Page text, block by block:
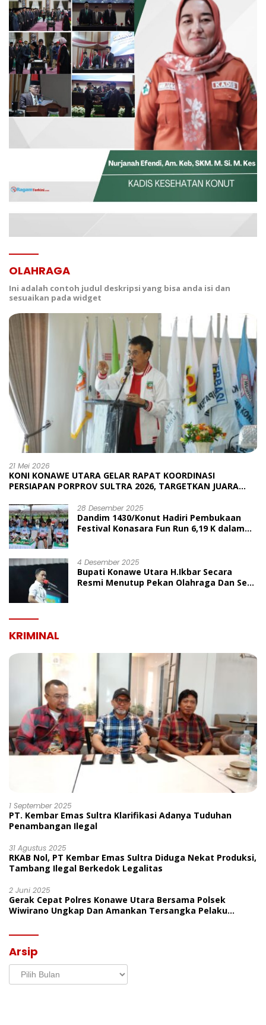
OLAHRAGA
Ini adalah contoh judul deskripsi yang bisa anda isi dan
sesuaikan pada widget
21 Mei 2026
KONI KONAWE UTARA GELAR RAPAT KOORDINASI
PERSIAPAN PORPROV SULTRA 2026, TARGETKAN JUARA
28 Desember 2025
Dandim 1430/Konut Hadiri Pembukaan
Festival Konasara Fun Run 6,19 K dalam
4 Desember 2025
Bupati Konawe Utara H.Ikbar Secara
Resmi Menutup Pekan Olahraga Dan Seni
KRIMINAL
1 September 2025
PT. Kembar Emas Sultra Klarifikasi Adanya Tuduhan
Penambangan Ilegal
31 Agustus 2025
RKAB Nol, PT Kembar Emas Sultra Diduga Nekat Produksi,
Tambang Ilegal Berkedok Legalitas
2 Juni 2025
Gerak Cepat Polres Konawe Utara Bersama Polsek
Wiwirano Ungkap Dan Amankan Tersangka Pelaku
Arsip
Arsip